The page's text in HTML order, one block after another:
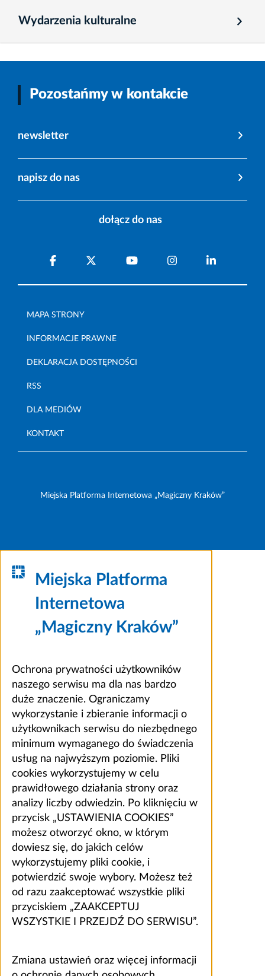
Wydarzenia kulturalne
Pozostańmy w kontakcie
newsletter
napisz do nas
dołącz do nas
MAPA STRONY
INFORMACJE PRAWNE
DEKLARACJA DOSTĘPNOŚCI
RSS
DLA MEDIÓW
KONTAKT
Miejska Platforma Internetowa „Magiczny Kraków”
Miejska Platforma
Internetowa
„Magiczny Kraków”
Ochrona prywatności użytkowników
naszego serwisu ma dla nas bardzo
duże znaczenie. Ograniczamy
wykorzystanie i zbieranie informacji o
użytkownikach serwisu do niezbędnego
minimum wymaganego do świadczenia
usług na najwyższym poziomie. Pliki
cookies wykorzystujemy w celu
prawidłowego działania strony oraz
analizy liczby odwiedzin. Po kliknięciu w
przycisk „USTAWIENIA COOKIES”
możesz otworzyć okno, w którym
dowiesz się, do jakich celów
wykorzystujemy pliki cookie, i
potwierdzić swoje wybory. Możesz też
od razu zaakceptować wszystkie pliki
przyciskiem „ZAAKCEPTUJ
WSZYSTKIE I PRZEJDŹ DO SERWISU”.
Zmiana ustawień oraz więcej informacji